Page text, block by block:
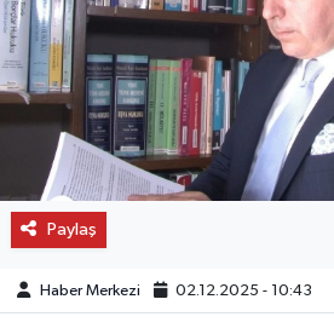
Paylaş
Haber Merkezi 02.12.2025 - 10:43
SPOR
FİNANS